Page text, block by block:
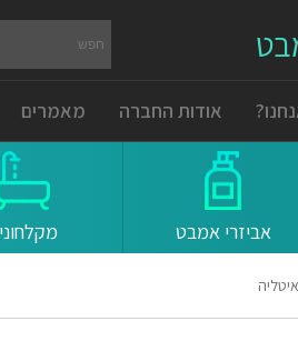
אודות החברה מאמרים
אביזרי אמבט